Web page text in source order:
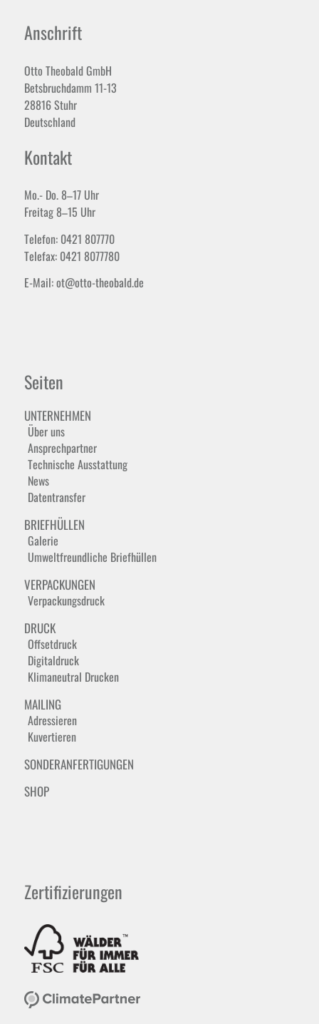
Anschrift
Otto Theobald GmbH
Betsbruchdamm 11-13
28816 Stuhr
Deutschland
Kontakt
Mo.- Do. 8–17 Uhr
Freitag 8–15 Uhr
Telefon: 0421 807770
Telefax: 0421 8077780
E-Mail: ot@otto-theobald.de
Seiten
UNTERNEHMEN
Über uns
Ansprechpartner
Technische Ausstattung
News
Datentransfer
BRIEFHÜLLEN
Galerie
Umweltfreundliche Briefhüllen
VERPACKUNGEN
Verpackungsdruck
DRUCK
Offsetdruck
Digitaldruck
Klimaneutral Drucken
MAILING
Adressieren
Kuvertieren
SONDERANFERTIGUNGEN
SHOP
Zertifizierungen